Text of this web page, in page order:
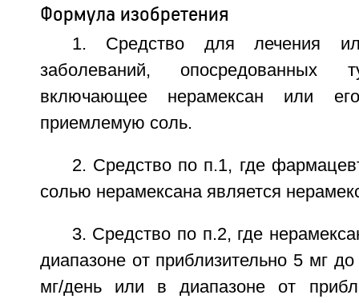
Формула изобретения
1. Средство для лечения
заболеваний, опосредованных
включающее нерамексан или
приемлемую соль.
2. Средство по п.1, где
солью нерамексана является
3. Средство по п.2, где
диапазоне от приблизительно 5 мг
мг/день или в диапазоне от